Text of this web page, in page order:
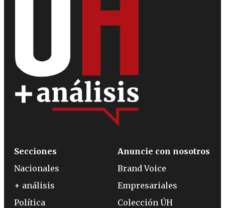
Secciones
Nacionales
+ análisis
Política
Anuncie con nosotros
Brand Voice
Empresariales
Colección ÚH